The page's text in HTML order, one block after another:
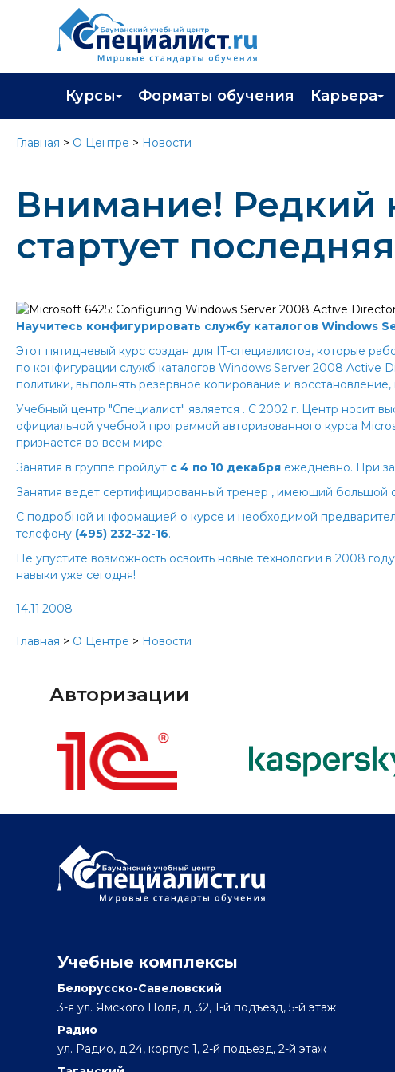
Курсы
Каталог курсов
Профессиональная переподготовка
Программа лояльности
Форматы обучения Карьера
Главная > О Центре > Новости
Внимание! Редкий
стартует
Научитесь конфигурировать службу каталогов Windows
Этот пятидневый курс создан для IT-специалистов, которые
по конфигурации служб каталогов Windows Server 2008 Active
политики, выполнять резервное копирование и
Учебный центр "Специалист" является . С 2002 г. Центр носит
официальной учебной программой авторизованного курса
признается во всем мире.
Занятия в группе пройдут с 4 по 10 декабря ежедневно. При
Занятия ведет сертифицированный тренер , имеющий большой
С подробной информацией о курсе и необходимой
телефону (495) 232-32-16.
Не упустите возможность освоить новые технологии в 2008
навыки уже сегодня!
14.11.2008
Главная > О Центре > Новости
Авторизации
Учебные комплексы
Белорусско-Савеловский
3-я ул. Ямского Поля, д. 32, 1-й подъезд, 5-й этаж
Радио
ул. Радио, д.24, корпус 1, 2-й подъезд, 2-й этаж